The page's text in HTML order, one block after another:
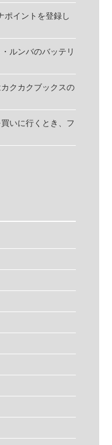
ポイントを登録し
ルンバのバッテリ
クカクブックスの
いに行くとき、フ